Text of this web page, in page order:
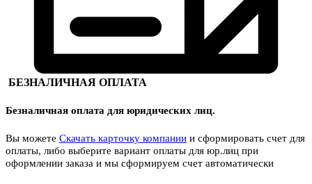
БЕЗНАЛИЧНАЯ ОПЛАТА
Безналичная оплата для юридических лиц.
Вы можете Скачать карточку компании и сформировать счет для
оплаты, либо выберите вариант оплаты для юр.лиц при
оформлении заказа и мы сформируем счет автоматически